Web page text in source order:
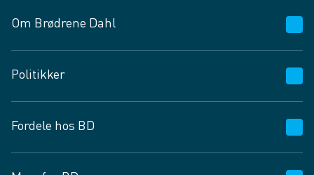
Om Brødrene Dahl
Vagttelefon 30 10 89 89
Spørgsmål og svar
Job og karriere
Fødevarekontrolrapport
Politikker
Privatlivspolitik
Cookies
Fordele hos BD